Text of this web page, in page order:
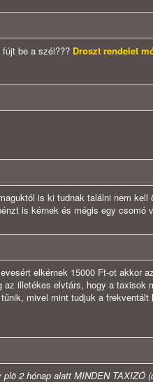
be a szél??? Droszt rendelet
is ki tudnak találni nem
is kérnek és mégis egy csomó
elkérnek 15000 Ft-ot akkor
illetékes elvtárs, hogy a
mivel mint tudjuk a
2 hónap alatt MINDEN TAXIZÓ